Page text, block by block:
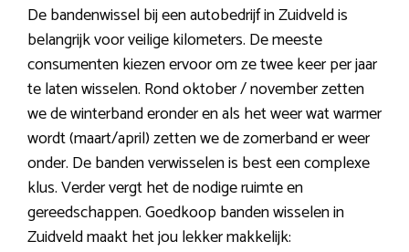
De bandenwissel bij een autobedrijf in Zuidveld is
belangrijk voor veilige kilometers. De meeste
consumenten kiezen ervoor om ze twee keer per jaar
te laten wisselen. Rond oktober / november zetten
we de winterband eronder en als het weer wat warmer
wordt (maart/april) zetten we de zomerband er weer
onder. De banden verwisselen is best een complexe
klus. Verder vergt het de nodige ruimte en
gereedschappen. Goedkoop banden wisselen in
Zuidveld maakt het jou lekker makkelijk: